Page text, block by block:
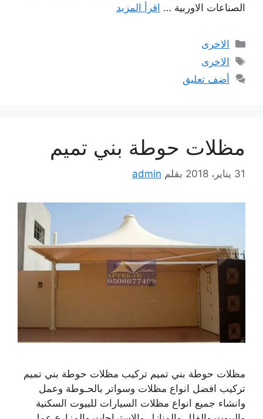
الصناعات الاوربية … اقرأ المزيد
التصنيفات
الاخرى
الوسوم
الاخرى
أضف تعليق
مظلات حوطة بني تميم
31 يناير، 2018 بقلم admin
مظلات حوطة بني تميم تركيب مظلات حوطة بني تميم
تركيب افضل انواع مظلات وسواتر بالحـوطة وعمل
وانشاء جميع انواع مظلات السيارات للبيوت السكنية